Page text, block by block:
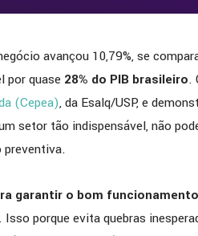
avançou 10,79%, se
por quase 28% do PIB brasileiro.
(Cepea), da Esalq/USP, e
setor tão indispensável, não
preventiva.
garantir o bom
. Isso porque evita quebras